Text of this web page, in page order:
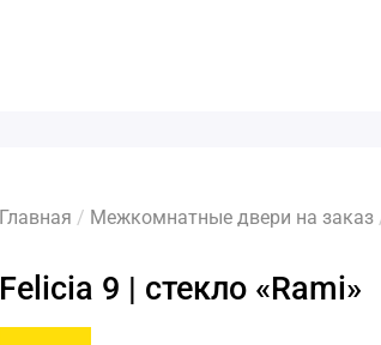
Главная / Межкомнатные двери на заказ
Felicia 9 | стекло «Rami»